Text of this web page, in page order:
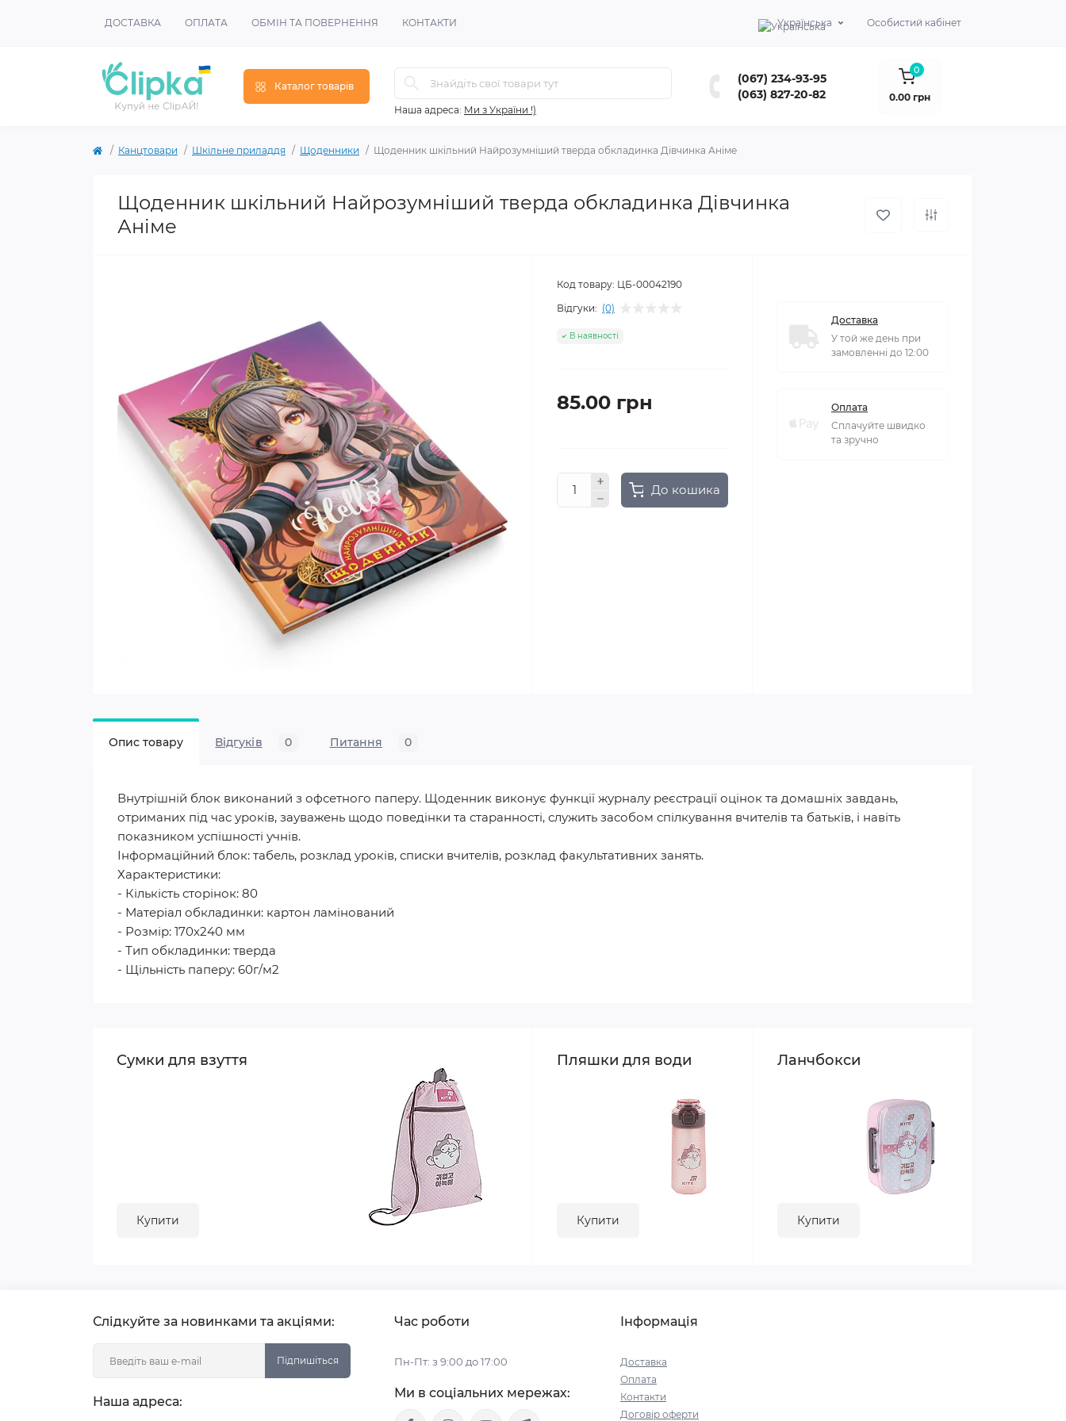
ДОСТАВКА ОПЛАТА ОБМІН ТА ПОВЕРНЕННЯ КОНТАКТИ Українська Особистий кабінет
Каталог товарів
Наша адреса: Ми з України !)
(067) 234-93-95
(063) 827-20-82
0
0.00 грн
Канцтовари Шкільне приладдя Щоденники Щоденник шкільний Найрозумніший тверда обкладинка Дівчинка Аніме
Щоденник шкільний Найрозумніший тверда обкладинка Дівчинка
Аніме
Код товару: ЦБ-00042190
Відгуки: (0)
В наявності
85.00 грн
До кошика
Доставка
У той же день при
замовленні до 12:00
Оплата
Сплачуйте швидко
та зручно
Опис товару Відгуків 0 Питання 0
Внутрішній блок виконаний з офсетного паперу. Щоденник виконує функції журналу реєстрації оцінок та домашніх завдань,
отриманих під час уроків, зауважень щодо поведінки та старанності, служить засобом спілкування вчителів та батьків, і навіть
показником успішності учнів.
Інформаційний блок: табель, розклад уроків, списки вчителів, розклад факультативних занять.
Характеристики:
- Кількість сторінок: 80
- Матеріал обкладинки: картон ламінований
- Розмір: 170х240 мм
- Тип обкладинки: тверда
- Щільність паперу: 60г/м2
Сумки для взуття
Купити
Пляшки для води
Купити
Ланчбокси
Купити
Слідкуйте за новинками та акціями:
Підпишіться
Наша адреса:
Час роботи
Пн-Пт: з 9:00 до 17:00
Ми в соціальних мережах:
Інформація
Доставка
Оплата
Контакти
Договір оферти